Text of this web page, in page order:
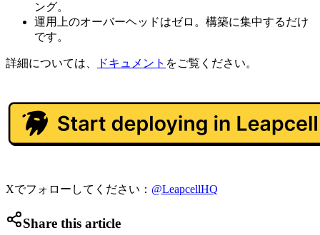
ング。
運用上のオーバーヘッドはゼロ。構築に集中するだけ
です。
詳細については、 ドキュメント をご覧ください。
Xでフォローしてください： @LeapcellHQ
Share this article